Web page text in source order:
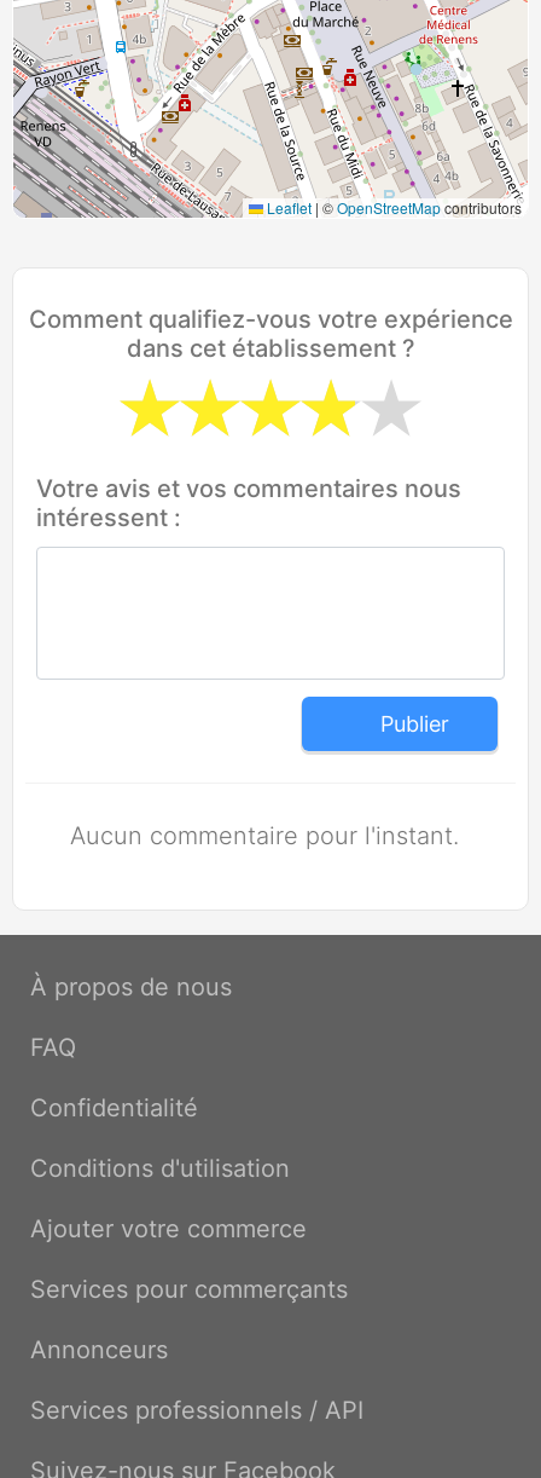
Leaflet | ©OpenStreetMapcontributors
Comment qualifiez-vous votre expérience
dans cet établissement ?
Votre avis et vos commentaires nous
intéressent :
Publier
Aucun commentaire pour l'instant.
À propos de nous
FAQ
Confidentialité
Conditions d'utilisation
Ajouter votre commerce
Services pour commerçants
Annonceurs
Services professionnels / API
Suivez-nous sur Facebook